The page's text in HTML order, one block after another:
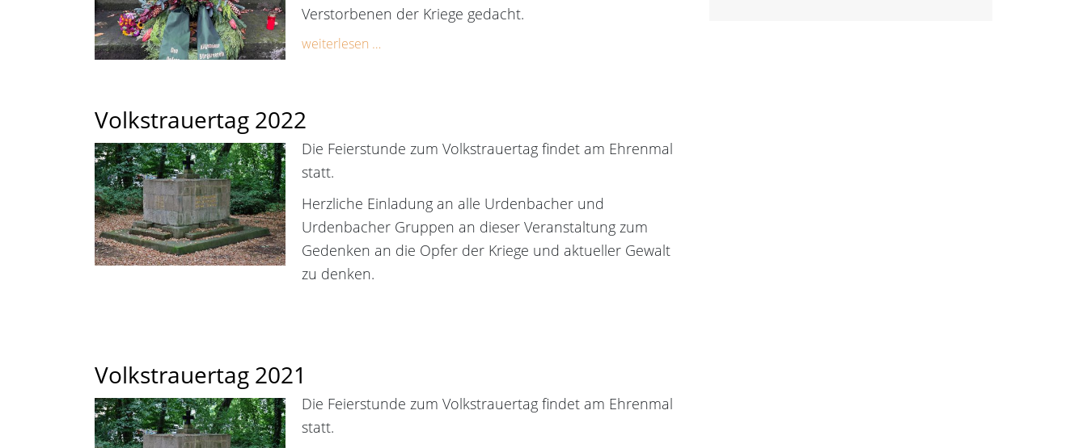
Verstorbenen der Kriege gedacht.
weiterlesen …
Volkstrauertag 2022
Die Feierstunde zum Volkstrauertag findet am Ehrenmal
statt.
Herzliche Einladung an alle Urdenbacher und
Urdenbacher Gruppen an dieser Veranstaltung zum
Gedenken an die Opfer der Kriege und aktueller Gewalt
zu denken.
Volkstrauertag 2021
Die Feierstunde zum Volkstrauertag findet am Ehrenmal
statt.